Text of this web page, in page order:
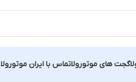
گجت های موتورولاتماس با ایران موتورولا